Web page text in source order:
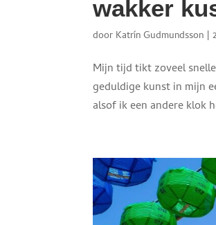
wakker
door Katrín Gudmundsson |
Mijn tijd tikt zoveel
geduldige kunst in mijn
alsof ik een andere klok